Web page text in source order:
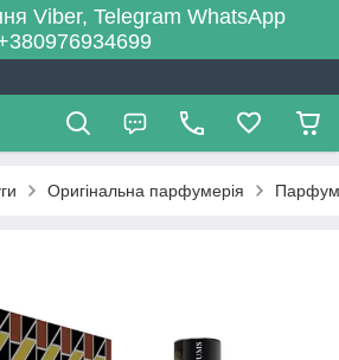
Viber, Telegram WhatsApp
Оригінальна парфумерія